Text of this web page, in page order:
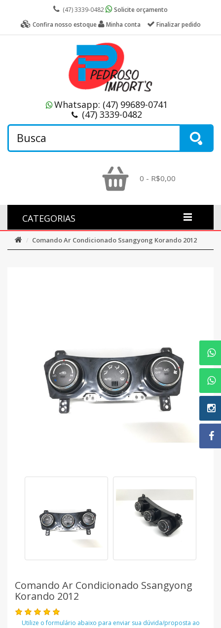
(47) 3339-0482
Solicite orçamento
Confira nosso estoque
Minha conta Finalizar pedido
Whatsapp: (47) 99689-0741
(47) 3339-0482
0 - R$0,00
CATEGORIAS
Comando Ar Condicionado Ssangyong Korando 2012
Comando Ar Condicionado Ssangyong
Korando 2012
Utilize o formulário abaixo para enviar sua dúvida/proposta ao